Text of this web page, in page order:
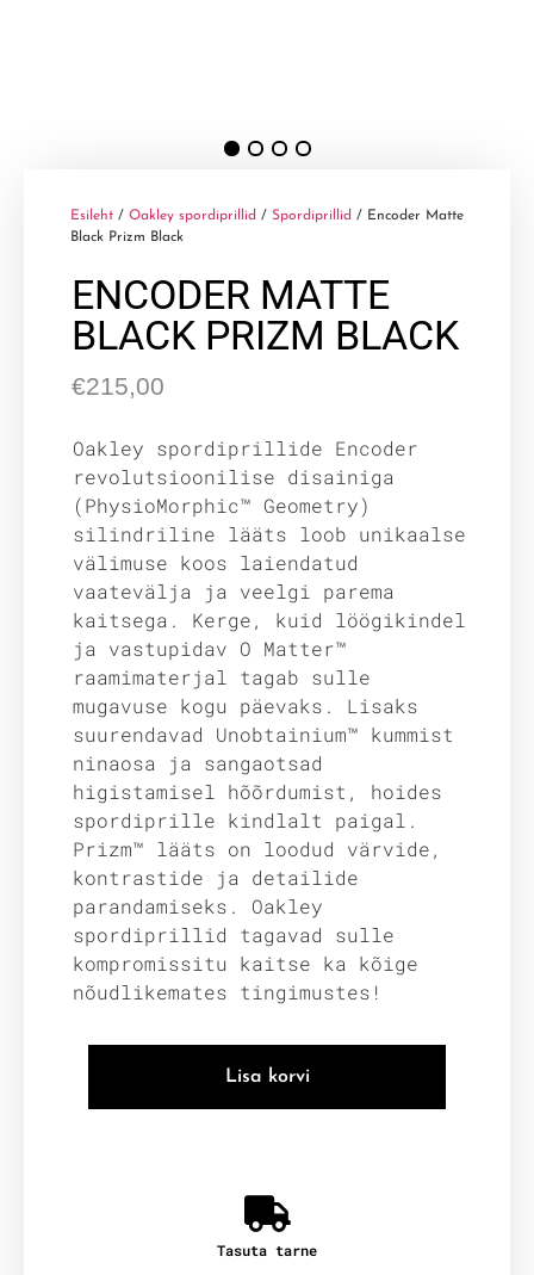
Esileht / Oakley spordiprillid / Spordiprillid / Encoder Matte
Black Prizm Black
ENCODER MATTE
BLACK PRIZM BLACK
€215,00
Oakley spordiprillide Encoder
revolutsioonilise disainiga
(PhysioMorphic™ Geometry)
silindriline lääts loob unikaalse
välimuse koos laiendatud
vaatevälja ja veelgi parema
kaitsega. Kerge, kuid löögikindel
ja vastupidav O Matter™
raamimaterjal tagab sulle
mugavuse kogu päevaks. Lisaks
suurendavad Unobtainium™ kummist
ninaosa ja sangaotsad
higistamisel hõõrdumist, hoides
spordiprille kindlalt paigal.
Prizm™ lääts on loodud värvide,
kontrastide ja detailide
parandamiseks. Oakley
spordiprillid tagavad sulle
kompromissitu kaitse ka kõige
nõudlikemates tingimustes!
Lisa korvi
Tasuta tarne